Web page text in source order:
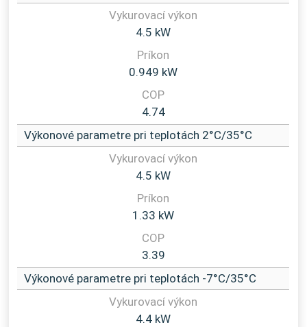
4.5 kW
0.949 kW
4.74
Výkonové parametre pri teplotách 2°C/35°C
4.5 kW
1.33 kW
3.39
Výkonové parametre pri teplotách -7°C/35°C
4.4 kW